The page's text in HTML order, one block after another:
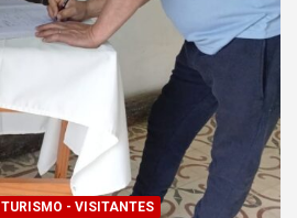
TURISMO - VISITANTES